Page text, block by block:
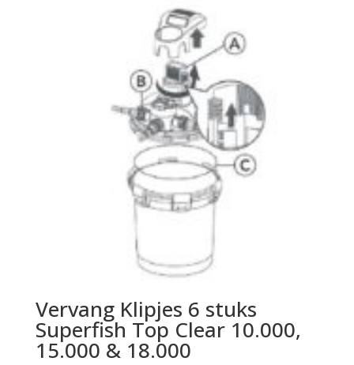
Vervang Klipjes 6 stuks
Superfish Top Clear 10.000,
15.000 & 18.000